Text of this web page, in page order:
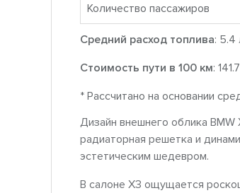
Количество пассажиров
Средний расход топлива: 5.4
Стоимость пути в 100 км:
* Рассчитано на основании
Дизайн внешнего облика BMW
радиаторная решетка и
эстетическим шедевром.
В салоне X3 ощущается